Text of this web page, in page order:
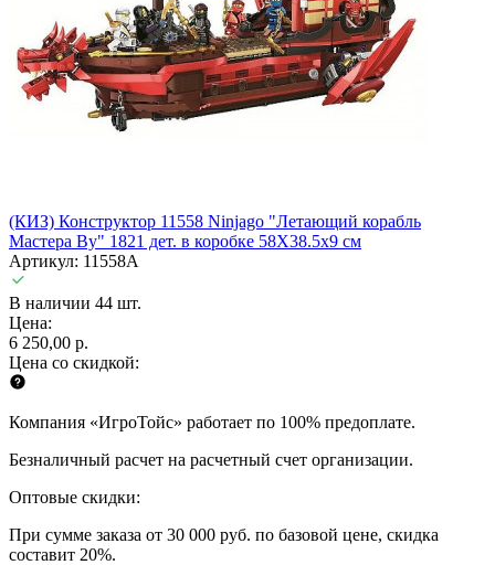
(КИЗ) Конструктор 11558 Ninjago "Летающий корабль
Мастера Ву" 1821 дет. в коробке 58Х38.5х9 см
Артикул: 11558A
В наличии 44 шт.
Цена:
6 250,00 р.
Цена со скидкой:
Компания «ИгроТойс» работает по 100% предоплате.
Безналичный расчет на расчетный счет организации.
Оптовые скидки:
При сумме заказа от 30 000 руб. по базовой цене, скидка
составит 20%.